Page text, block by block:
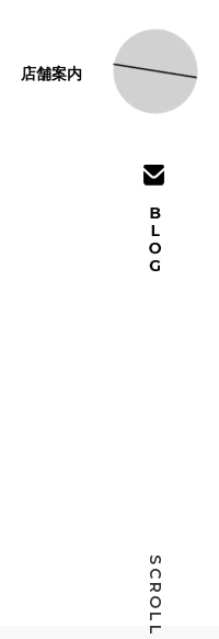
店舗案内
SCROLL